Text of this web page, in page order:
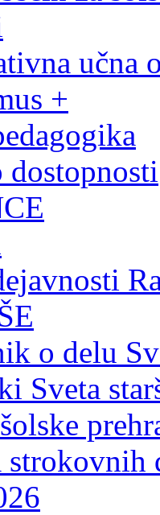
učna
+
dostopnosti
o delu
Sveta